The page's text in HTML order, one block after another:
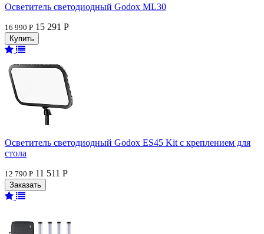
Осветитель светодиодный Godox ML30
16 990 Р 15 291 Р
Осветитель светодиодный Godox ES45 Kit с креплением для
стола
12 790 Р 11 511 Р